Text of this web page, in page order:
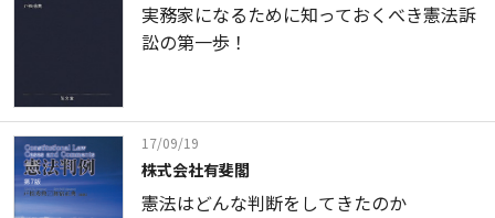
実務家になるために知っておくべき憲法訴
訟の第一歩！
17/09/19
株式会社有斐閣
憲法はどんな判断をしてきたのか